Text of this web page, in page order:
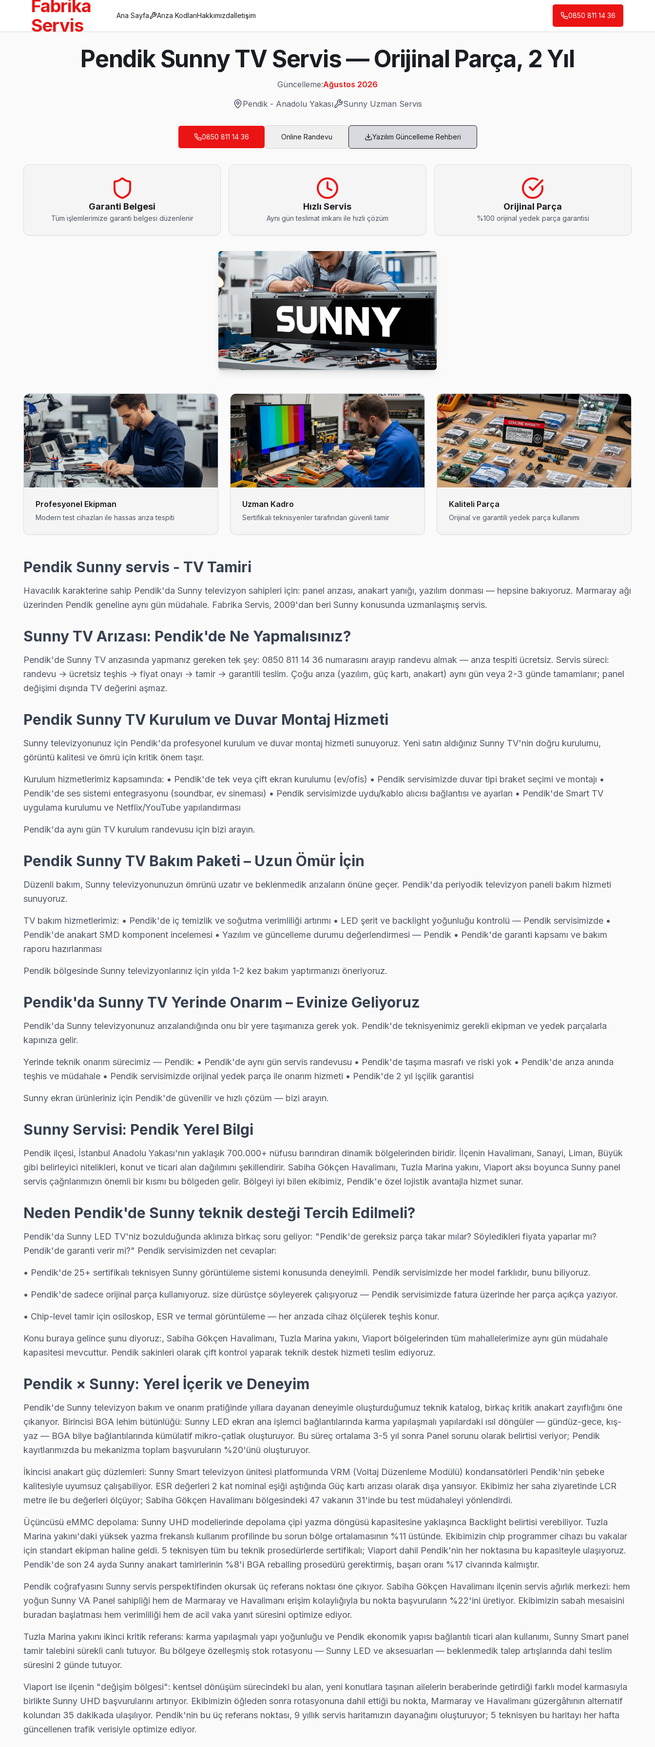
Pendik'da Mahalle Mahalle Sunny TV Servis
Sunny TV'nizin Ahmet Yesevi adresine gelen ekibimiz osiloskop ve BGA ekipmanıyla geliyor; anakart düzeyinde arızayı yerinde teşhis ediyor.
Ahmet Yesevi Sunny Açılmıyor Arıza →
Bahçelievler Sunny Servis
Sunny marka TV'niz Bahçelievler'de çalışmıyorsa teknik ekibimizi arayın: ücretsiz telefon danışmanlığıyla sorunu yönlendiriyoruz, gereksiz ev ziyareti yapmıyoruz.
Pendik'da Ballıca mahallesi için Sunny TV tamir randevusu almak kolay: telefon, WhatsApp veya web formundan — ekibimiz 90 dakika içinde kapınızda.
Sunny TV'niz Batı'de arıza yaptıysa taşımanıza gerek yok — teknik ekibimiz Batı adresine aynı gün geliyor, teşhis ücretsiz.
Pendik Sunny Servis →
Çamlık Sunny Servis
Pendik'da Çamlık mahallesi Sunny TV servisi için kapıya kadar ücretsiz teşhis yapıyoruz; tamir yapılmazsa ücret almıyoruz — bu taahhüdümüz.
Pendik Sunny Servis →
Çınardere Sunny Servis
Pendik'da Çınardere mahallesi Sunny TV servisi için kapıya kadar ücretsiz teşhis yapıyoruz; tamir yapılmazsa ücret almıyoruz — bu taahhüdümüz.
Pendik Sunny Servis →
Dumlupınar Sunny Servis
Sunny TV'de T-Con kart arızası Dumlupınar mahallesinde sık karşılaştığımız bir sorun. Orijinal T-Con ile değişim yapıyoruz, renk bozukluğu ve ekran titremesi geçiyor.
Dumlupınar Sunny Anakart Tamiri →
Emirli mahallesi Sunny TV servisinde şeffaf çalışıyoruz: hangi parçanın değiştiğini, maliyet dağılımını ve garanti kapsamını müşteri önünde anlatıyoruz. Pendik standartlarımız bu.
Pendik TV Servis Merkezi →
Ertuğrul Gazi Sunny Servis
Ertuğrul Gazi'de Sunny TV ekran değişimi gerekebilir mi? Pendik ekibimiz önce paneli test ediyor; değiştirilebilecek devre var mı, bunu netleştiriyor — gereksiz harcama olmuyor.
Pendik'da Esenler mahallesi için Sunny TV fiyat teklifi almak istiyorsanız arıza fotoğrafını WhatsApp'tan gönderin — 15 dakika içinde yazılı teklif iletiyoruz.
Sunny Servis Merkezi →
Esenyalı Sunny Servis
Pendik'nın Esenyalı bölgesindeki Sunny müşterilerimiz tamir tamamlandıktan sonra dijital garanti belgesi alıyor. Arıza tekrarında ücretsiz bakım taahhüdümüz belgede yazıyor.
Pendik Sunny Servis →
Fatih Sunny Servis
Fatih Sunny Açılmıyor Arıza →
Fevzi Çakmak Sunny Servis
Fevzi Çakmak sakinleri için Sunny TV tamir hizmetimiz: teşhis ücretsiz, yazılı fiyat, onay sonrası iş — Pendik'da müşteri memnuniyeti odaklı servis anlayışımız bu.
Göçbeyli Sunny Servis
Göçbeyli'den gelen Sunny TV arızaları arasında en sık güç kartı ve anakart sorunları görülüyor. Pendik servisimizde bu arızaları genellikle aynı gün tamamlıyoruz.
Sunny TV Güllübağlar'de internet bağlantısı sorunuyla geliyorsa önce yazılım güncelleme ve ağ modülü testini yapıyoruz; parça değişimi gerekmeyebilir — gerekirse söylüyoruz.
Güzelyalı Sunny Servis
Sunny TV Güzelyalı'de internet bağlantısı sorunuyla geliyorsa önce yazılım güncelleme ve ağ modülü testini yapıyoruz; parça değişimi gerekmeyebilir — gerekirse söylüyoruz.
Güzelyalı Sunny Anakart Tamiri →
Harmandere Sunny Servis
Harmandere mahallesi Sunny TV servis hattımız günlük olarak bu bölgeye uğruyor. 15 yıllık deneyimle Sunny anakart, panel ve güç kartı tamiri yapıyoruz.
Kavakpınar Sunny Servis
Pendik'nın Kavakpınar bölgesindeki Sunny müşterilerimiz tamir tamamlandıktan sonra dijital garanti belgesi alıyor. Arıza tekrarında ücretsiz bakım taahhüdümüz belgede yazıyor.
Kavakpınar Sunny Anakart Tamiri →
Kaynarca Sunny Servis
Sunny Servis Merkezi →
Kurna Sunny Servis
Kurna semtindeki Sunny TV sorunları için kapıya kadar servis. Panel tamiri, anakart onarımı ve yazılım güncellemelerinde Pendik'nın en deneyimli ekibi.
Kurtdoğmuş'de Sunny TV güç kartı kondansatör şişmesi en yaygın arızalardan biri. Değişim için orijinal Türkiye distribütör parçası kullanıyoruz.
Pendik Sunny Servis →
Kurtköy Sunny Servis
Sunny TV'de T-Con kart arızası Kurtköy mahallesinde sık karşılaştığımız bir sorun. Orijinal T-Con ile değişim yapıyoruz, renk bozukluğu ve ekran titremesi geçiyor.
Orhangazi Sunny Servis
Orhangazi sakinleri için Sunny TV tamir hizmetimiz: teşhis ücretsiz, yazılı fiyat, onay sonrası iş — Pendik'da müşteri memnuniyeti odaklı servis anlayışımız bu.
Orhangazi Sunny Açılmıyor Arıza →
Orta Sunny Servis
Sunny TV'niz Orta'de arıza yaptıysa taşımanıza gerek yok — teknik ekibimiz Orta adresine aynı gün geliyor, teşhis ücretsiz.
Sunny Servis Merkezi →
Ramazanoğlu Sunny Servis
Pendik'da Ramazanoğlu mahallesi Sunny kullanıcıları arıza sonrası en çok ne soruyor? "Ne kadar sürer?" — çoğu Sunny arızasını aynı günde tamamlıyoruz.
Ramazanoğlu Sunny Anakart Tamiri →
Sanayi Sunny Servis
Sanayi semtindeki Sunny TV sorunları için kapıya kadar servis. Panel tamiri, anakart onarımı ve yazılım güncellemelerinde Pendik'nın en deneyimli ekibi.
Pendik TV Servis Merkezi →
Sapanbağları Sunny Servis
Pendik'da Sapanbağları mahallesi Sunny TV servisi için kapıya kadar ücretsiz teşhis yapıyoruz; tamir yapılmazsa ücret almıyoruz — bu taahhüdümüz.
Sapanbağları Sunny Anakart Tamiri →
Sülüntepe Sunny Servis
Sunny TV'de T-Con kart arızası Sülüntepe mahallesinde sık karşılaştığımız bir sorun. Orijinal T-Con ile değişim yapıyoruz, renk bozukluğu ve ekran titremesi geçiyor.
Pendik TV Servis Merkezi →
Şeyhli Sunny Servis
Şeyhli'de Sunny TV ekran değişimi gerekebilir mi? Pendik ekibimiz önce paneli test ediyor; değiştirilebilecek devre var mı, bunu netleştiriyor — gereksiz harcama olmuyor.
Fabrika
Servis
Ana Sayfa Arıza KodlarıHakkımızdaİletişim 0850 811 14 36
Pendik Sunny TV Servis — Orijinal Parça, 2 Yıl
Güncelleme:Ağustos 2026
Pendik - Anadolu Yakası Sunny Uzman Servis
0850 811 14 36 Online Randevu Yazılım Güncelleme Rehberi
Garanti Belgesi
Tüm işlemlerimize garanti belgesi düzenlenir
Hızlı Servis
Aynı gün teslimat imkanı ile hızlı çözüm
Orijinal Parça
%100 orijinal yedek parça garantisi
Profesyonel Ekipman
Modern test cihazları ile hassas arıza tespiti
Uzman Kadro
Sertifikalı teknisyenler tarafından güvenli tamir
Kaliteli Parça
Orijinal ve garantili yedek parça kullanımı
Pendik Sunny servis - TV Tamiri
Havacılık karakterine sahip Pendik'da Sunny televizyon sahipleri için: panel arızası, anakart yanığı, yazılım donması — hepsine bakıyoruz. Marmaray ağı
üzerinden Pendik geneline aynı gün müdahale. Fabrika Servis, 2009'dan beri Sunny konusunda uzmanlaşmış servis.
Sunny TV Arızası: Pendik'de Ne Yapmalısınız?
Pendik'de Sunny TV arızasında yapmanız gereken tek şey: 0850 811 14 36 numarasını arayıp randevu almak — arıza tespiti ücretsiz. Servis süreci:
randevu → ücretsiz teşhis → fiyat onayı → tamir → garantili teslim. Çoğu arıza (yazılım, güç kartı, anakart) aynı gün veya 2-3 günde tamamlanır; panel
değişimi dışında TV değerini aşmaz.
Pendik Sunny TV Kurulum ve Duvar Montaj Hizmeti
Sunny televizyonunuz için Pendik'da profesyonel kurulum ve duvar montaj hizmeti sunuyoruz. Yeni satın aldığınız Sunny TV'nin doğru kurulumu,
görüntü kalitesi ve ömrü için kritik önem taşır.
Kurulum hizmetlerimiz kapsamında: • Pendik'de tek veya çift ekran kurulumu (ev/ofis) • Pendik servisimizde duvar tipi braket seçimi ve montajı •
Pendik'de ses sistemi entegrasyonu (soundbar, ev sineması) • Pendik servisimizde uydu/kablo alıcısı bağlantısı ve ayarları • Pendik'de Smart TV
uygulama kurulumu ve Netflix/YouTube yapılandırması
Pendik'da aynı gün TV kurulum randevusu için bizi arayın.
Pendik Sunny TV Bakım Paketi – Uzun Ömür İçin
Düzenli bakım, Sunny televizyonunuzun ömrünü uzatır ve beklenmedik arızaların önüne geçer. Pendik'da periyodik televizyon paneli bakım hizmeti
sunuyoruz.
TV bakım hizmetlerimiz: • Pendik'de iç temizlik ve soğutma verimliliği artırımı • LED şerit ve backlight yoğunluğu kontrolü — Pendik servisimizde •
Pendik'de anakart SMD komponent incelemesi • Yazılım ve güncelleme durumu değerlendirmesi — Pendik • Pendik'de garanti kapsamı ve bakım
raporu hazırlanması
Pendik bölgesinde Sunny televizyonlarınız için yılda 1-2 kez bakım yaptırmanızı öneriyoruz.
Pendik'da Sunny TV Yerinde Onarım – Evinize Geliyoruz
Pendik'da Sunny televizyonunuz arızalandığında onu bir yere taşımanıza gerek yok. Pendik'de teknisyenimiz gerekli ekipman ve yedek parçalarla
kapınıza gelir.
Yerinde teknik onarım sürecimiz — Pendik: • Pendik'de aynı gün servis randevusu • Pendik'de taşıma masrafı ve riski yok • Pendik'de arıza anında
teşhis ve müdahale • Pendik servisimizde orijinal yedek parça ile onarım hizmeti • Pendik'de 2 yıl işçilik garantisi
Sunny ekran ürünleriniz için Pendik'de güvenilir ve hızlı çözüm — bizi arayın.
Sunny Servisi: Pendik Yerel Bilgi
Pendik ilçesi, İstanbul Anadolu Yakası'nın yaklaşık 700.000+ nüfusu barındıran dinamik bölgelerinden biridir. İlçenin Havalimanı, Sanayi, Liman, Büyük
gibi belirleyici nitelikleri, konut ve ticari alan dağılımını şekillendirir. Sabiha Gökçen Havalimanı, Tuzla Marina yakını, Viaport aksı boyunca Sunny panel
servis çağrılarımızın önemli bir kısmı bu bölgeden gelir. Bölgeyi iyi bilen ekibimiz, Pendik'e özel lojistik avantajla hizmet sunar.
Neden Pendik'de Sunny teknik desteği Tercih Edilmeli?
Pendik'da Sunny LED TV'niz bozulduğunda aklınıza birkaç soru geliyor: "Pendik'de gereksiz parça takar mılar? Söyledikleri fiyata yaparlar mı?
Pendik'de garanti verir mi?" Pendik servisimizden net cevaplar:
• Pendik'de 25+ sertifikalı teknisyen Sunny görüntüleme sistemi konusunda deneyimli. Pendik servisimizde her model farklıdır, bunu biliyoruz.
• Pendik'de sadece orijinal parça kullanıyoruz. size dürüstçe söyleyerek çalışıyoruz — Pendik servisimizde fatura üzerinde her parça açıkça yazıyor.
• Chip-level tamir için osiloskop, ESR ve termal görüntüleme — her arızada cihaz ölçülerek teşhis konur.
Konu buraya gelince şunu diyoruz:, Sabiha Gökçen Havalimanı, Tuzla Marina yakını, Viaport bölgelerinden tüm mahallelerimize aynı gün müdahale
kapasitesi mevcuttur. Pendik sakinleri olarak çift kontrol yaparak teknik destek hizmeti teslim ediyoruz.
Pendik × Sunny: Yerel İçerik ve Deneyim
Pendik'de Sunny televizyon bakım ve onarım pratiğinde yıllara dayanan deneyimle oluşturduğumuz teknik katalog, birkaç kritik anakart zayıflığını öne
çıkarıyor. Birincisi BGA lehim bütünlüğü: Sunny LED ekran ana işlemci bağlantılarında karma yapılaşmalı yapılardaki ısıl döngüler — gündüz-gece, kış-
yaz — BGA bilye bağlantılarında kümülatif mikro-çatlak oluşturuyor. Bu süreç ortalama 3-5 yıl sonra Panel sorunu olarak belirtisi veriyor; Pendik
kayıtlarımızda bu mekanizma toplam başvuruların %20'ünü oluşturuyor.
İkincisi anakart güç düzlemleri: Sunny Smart televizyon ünitesi platformunda VRM (Voltaj Düzenleme Modülü) kondansatörleri Pendik'nin şebeke
kalitesiyle uyumsuz çalışabiliyor. ESR değerleri 2 kat nominal eşiği aştığında Güç kartı arızası olarak dışa yansıyor. Ekibimiz her saha ziyaretinde LCR
metre ile bu değerleri ölçüyor; Sabiha Gökçen Havalimanı bölgesindeki 47 vakanın 31'inde bu test müdahaleyi yönlendirdi.
Üçüncüsü eMMC depolama: Sunny UHD modellerinde depolama çipi yazma döngüsü kapasitesine yaklaşınca Backlight belirtisi verebiliyor. Tuzla
Marina yakını'daki yüksek yazma frekanslı kullanım profilinde bu sorun bölge ortalamasının %11 üstünde. Ekibimizin chip programmer cihazı bu vakalar
için standart ekipman haline geldi. 5 teknisyen tüm bu teknik prosedürlerde sertifikalı; Viaport dahil Pendik'nin her noktasına bu kapasiteyle ulaşıyoruz.
Pendik'de son 24 ayda Sunny anakart tamirlerinin %8'i BGA reballing prosedürü gerektirmiş, başarı oranı %17 civarında kalmıştır.
Pendik coğrafyasını Sunny servis perspektifinden okursak üç referans noktası öne çıkıyor. Sabiha Gökçen Havalimanı ilçenin servis ağırlık merkezi: hem
yoğun Sunny VA Panel sahipliği hem de Marmaray ve Havalimanı erişim kolaylığıyla bu nokta başvuruların %22'ini üretiyor. Ekibimizin sabah mesaisini
buradan başlatması hem verimliliği hem de acil vaka yanıt süresini optimize ediyor.
Tuzla Marina yakını ikinci kritik referans: karma yapılaşmalı yapı yoğunluğu ve Pendik ekonomik yapısı bağlantılı ticari alan kullanımı, Sunny Smart panel
tamir talebini sürekli canlı tutuyor. Bu bölgeye özelleşmiş stok rotasyonu — Sunny LED ve aksesuarları — beklenmedik talep artışlarında dahi teslim
süresini 2 günde tutuyor.
Viaport ise ilçenin "değişim bölgesi": kentsel dönüşüm sürecindeki bu alan, yeni konutlara taşınan ailelerin beraberinde getirdiği farklı model karmasıyla
birlikte Sunny UHD başvurularını artırıyor. Ekibimizin öğleden sonra rotasyonuna dahil ettiği bu nokta, Marmaray ve Havalimanı güzergâhının alternatif
kolundan 35 dakikada ulaşılıyor. Pendik'nin bu üç referans noktası, 9 yıllık servis haritamızın dayanağını oluşturuyor; 5 teknisyen bu haritayı her hafta
güncellenen trafik verisiyle optimize ediyor.